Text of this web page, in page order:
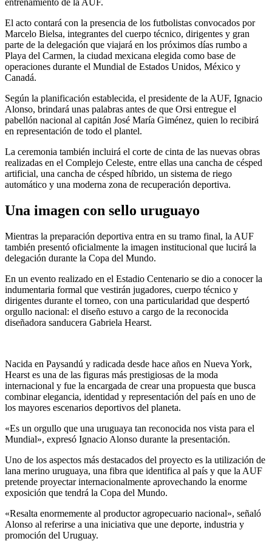
El acto contará con la presencia de los futbolistas convocados por
Marcelo Bielsa, integrantes del cuerpo técnico, dirigentes y gran
parte de la delegación que viajará en los próximos días rumbo a
Playa del Carmen, la ciudad mexicana elegida como base de
operaciones durante el Mundial de Estados Unidos, México y
Canadá.
Según la planificación establecida, el presidente de la AUF, Ignacio
Alonso, brindará unas palabras antes de que Orsi entregue el
pabellón nacional al capitán José María Giménez, quien lo recibirá
en representación de todo el plantel.
La ceremonia también incluirá el corte de cinta de las nuevas obras
realizadas en el Complejo Celeste, entre ellas una cancha de césped
artificial, una cancha de césped híbrido, un sistema de riego
automático y una moderna zona de recuperación deportiva.
Una imagen con sello uruguayo
Mientras la preparación deportiva entra en su tramo final, la AUF
también presentó oficialmente la imagen institucional que lucirá la
delegación durante la Copa del Mundo.
En un evento realizado en el Estadio Centenario se dio a conocer la
indumentaria formal que vestirán jugadores, cuerpo técnico y
dirigentes durante el torneo, con una particularidad que despertó
orgullo nacional: el diseño estuvo a cargo de la reconocida
diseñadora sanducera Gabriela Hearst.
Nacida en Paysandú y radicada desde hace años en Nueva York,
Hearst es una de las figuras más prestigiosas de la moda
internacional y fue la encargada de crear una propuesta que busca
combinar elegancia, identidad y representación del país en uno de
los mayores escenarios deportivos del planeta.
«Es un orgullo que una uruguaya tan reconocida nos vista para el
Mundial», expresó Ignacio Alonso durante la presentación.
Uno de los aspectos más destacados del proyecto es la utilización de
lana merino uruguaya, una fibra que identifica al país y que la AUF
pretende proyectar internacionalmente aprovechando la enorme
exposición que tendrá la Copa del Mundo.
«Resalta enormemente al productor agropecuario nacional», señaló
Alonso al referirse a una iniciativa que une deporte, industria y
promoción del Uruguay.